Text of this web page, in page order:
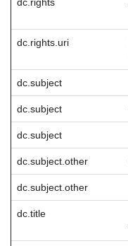
dc.rights.uri
dc.subject
dc.subject
dc.subject
dc.subject.other
dc.subject.other
dc.title